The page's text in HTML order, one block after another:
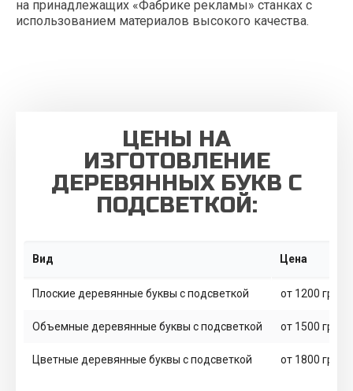
на принадлежащих «Фабрике рекламы» станках с
использованием материалов высокого качества.
ЦЕНЫ НА
ИЗГОТОВЛЕНИЕ
ДЕРЕВЯННЫХ БУКВ С
ПОДСВЕТКОЙ:
Вид Цена
Плоские деревянные буквы с подсветкой от 1200 грн/
Объемные деревянные буквы с подсветкой от 1500 грн/
Цветные деревянные буквы с подсветкой от 1800 грн/